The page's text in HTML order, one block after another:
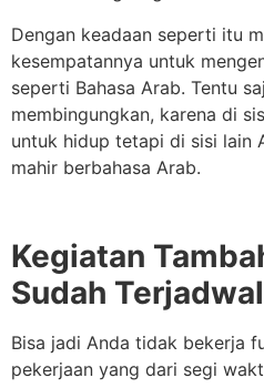
Dengan keadaan seperti itu
kesempatannya untuk
seperti Bahasa Arab. Tentu
membingungkan, karena di
untuk hidup tetapi di sisi lain
mahir berbahasa Arab.
Kegiatan
Sudah Terjadwal
Bisa jadi Anda tidak bekerja
pekerjaan yang dari segi